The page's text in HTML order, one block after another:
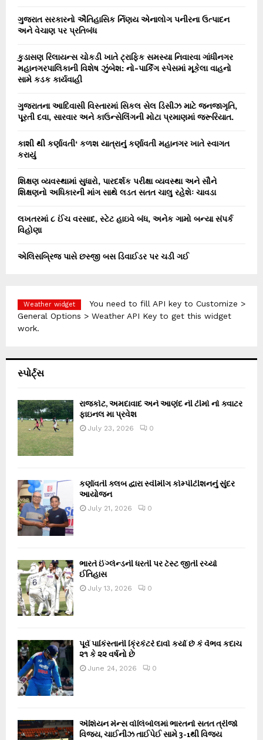
ગુજરાત સરકારનો ઐતિહાસિક ર્નિણય એનાલોગ પનીરના ઉત્પાદન
અને વેચાણ પર પ્રતિબંધ
કુડાસણ રિલાયન્સ ચોકડી ખાતે ટ્રાફિક સમસ્યા નિવારવા ગાંધીનગર
મહાનગરપાલિકાની વિશેષ ઝુંબેશ: નો-પાર્કિંગ સ્પેસમાં મૂકેલા વાહનો
સામે કડક કાર્યવાહી
ગુજરાતના આદિવાસી વિસ્તારમાં સિકલ સેલ ડિસીઝ માટે જનજાગૃતિ,
પૂરતી દવા, સારવાર અને કાઉન્સેલિંગની મોટા પ્રમાણમાં જરૂરિયાત.
કાશી થી કર્ણાવતી‘ કળશ યાત્રાનું કર્ણાવતી મહાનગર ખાતે સ્વાગત
કરાયું
શિક્ષણ વ્યવસ્થામાં સુધારો, પારદર્શક પરીક્ષા વ્યવસ્થા અને સૌને
શિક્ષણનો અધિકારની માંગ સાથે લડત સતત ચાલુ રહેશેઃ ચાવડા
લખતરમાં ૮ ઈંચ વરસાદ, સ્ટેટ હાઇવે બંધ, અનેક ગામો બન્યા સંપર્ક
વિહોણા
એલિસબ્રિજ પાસે છસ્જી બસ ડિવાઈડર પર ચડી ગઈ
Weather widget
You need to fill API key to Customize >
General Options > Weather API Key to get this widget
work.
સ્પોર્ટ્સ
રાજકોટ, અમદાવાદ અને આણંદ ની ટીમો નો ક્વાટર
ફાઇનલ મા પ્રવેશ
July 23, 2026 0
કર્ણાવતી ક્લબ દ્વારા સ્વીમીંગ કોમ્પીટીશનનું સુંદર
આયોજન
July 21, 2026 0
ભારતે ઈંગ્લેન્ડની ધરતી પર ટેસ્ટ જીતી રચ્યો
ઈતિહાસ
July 13, 2026 0
પૂર્વ પાકિસ્તાની ક્રિકેટરે દાવો કર્યો છે કે વૈભવ કદાચ
૨૧ કે ૨૨ વર્ષનો છે
June 24, 2026 0
એશિયન મેન્સ વોલિબોલમાં ભારતનો સતત ત્રીજો
વિજય, ચાઈનીઝ તાઈપેઈ સામે 3-1થી વિજય